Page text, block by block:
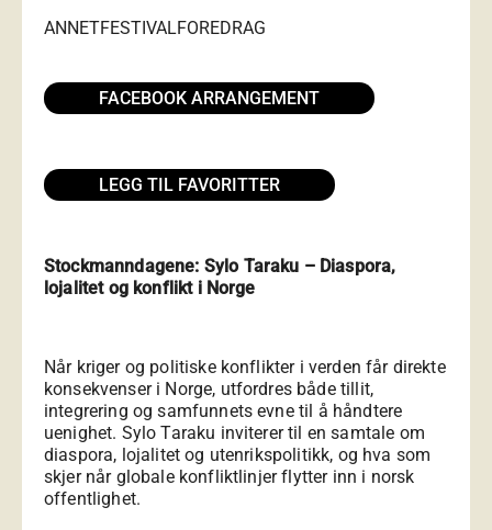
ANNETFESTIVALFOREDRAG
FACEBOOK ARRANGEMENT
LEGG TIL FAVORITTER
Stockmanndagene: Sylo Taraku – Diaspora,
lojalitet og konflikt i Norge
Når kriger og politiske konflikter i verden får direkte
konsekvenser i Norge, utfordres både tillit,
integrering og samfunnets evne til å håndtere
uenighet. Sylo Taraku inviterer til en samtale om
diaspora, lojalitet og utenrikspolitikk, og hva som
skjer når globale konfliktlinjer flytter inn i norsk
offentlighet.